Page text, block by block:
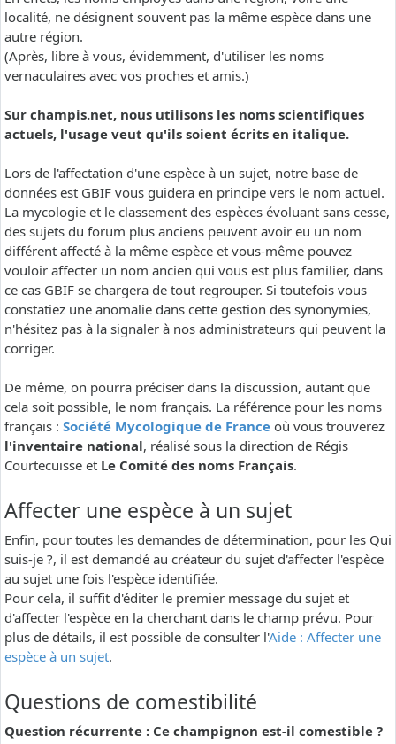
localité, ne désignent souvent pas la même espèce dans une
autre région.
(Après, libre à vous, évidemment, d'utiliser les noms
vernaculaires avec vos proches et amis.)
Sur champis.net, nous utilisons les noms scientifiques
actuels, l'usage veut qu'ils soient écrits en italique.
Lors de l'affectation d'une espèce à un sujet, notre base de
données est GBIF vous guidera en principe vers le nom actuel.
La mycologie et le classement des espèces évoluant sans cesse,
des sujets du forum plus anciens peuvent avoir eu un nom
différent affecté à la même espèce et vous-même pouvez
vouloir affecter un nom ancien qui vous est plus familier, dans
ce cas GBIF se chargera de tout regrouper. Si toutefois vous
constatiez une anomalie dans cette gestion des synonymies,
n'hésitez pas à la signaler à nos administrateurs qui peuvent la
corriger.
De même, on pourra préciser dans la discussion, autant que
cela soit possible, le nom français. La référence pour les noms
français : Société Mycologique de France où vous trouverez
l'inventaire national, réalisé sous la direction de Régis
Courtecuisse et Le Comité des noms Français.
Affecter une espèce à un sujet
Enfin, pour toutes les demandes de détermination, pour les Qui
suis-je ?, il est demandé au créateur du sujet d'affecter l'espèce
au sujet une fois l'espèce identifiée.
Pour cela, il suffit d'éditer le premier message du sujet et
d'affecter l'espèce en la cherchant dans le champ prévu. Pour
plus de détails, il est possible de consulter l'Aide : Affecter une
espèce à un sujet.
Questions de comestibilité
Question récurrente : Ce champignon est-il comestible ?